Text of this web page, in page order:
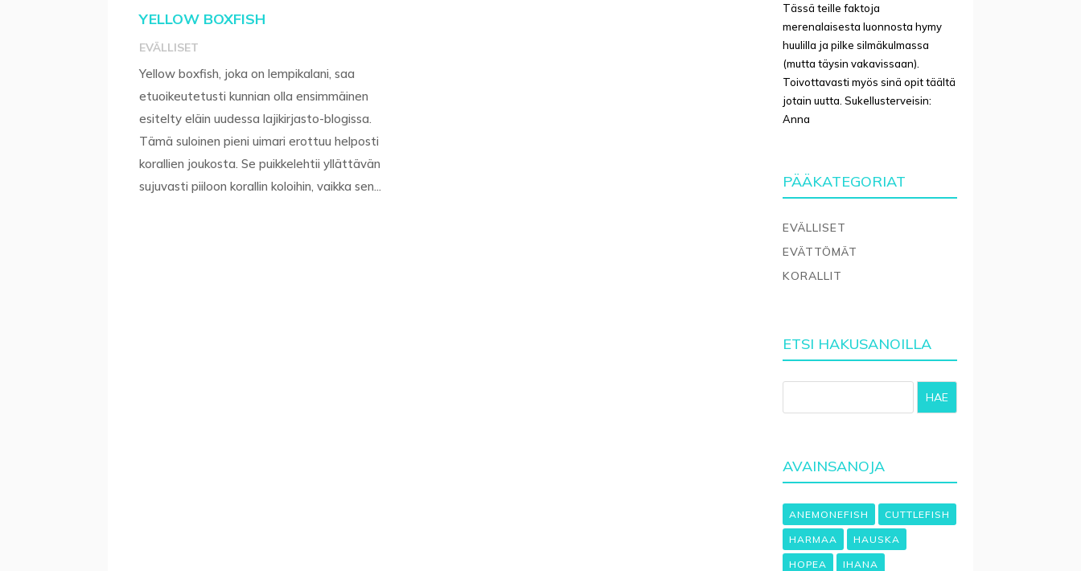
YELLOW BOXFISH
EVÄLLISET
Yellow boxfish, joka on lempikalani, saa
etuoikeutetusti kunnian olla ensimmäinen
esitelty eläin uudessa lajikirjasto-blogissa.
Tämä suloinen pieni uimari erottuu helposti
korallien joukosta. Se puikkelehtii yllättävän
sujuvasti piiloon korallin koloihin, vaikka sen...
Tässä teille faktoja
merenalaisesta luonnosta hymy
huulilla ja pilke silmäkulmassa
(mutta täysin vakavissaan).
Toivottavasti myös sinä opit täältä
jotain uutta. Sukellusterveisin:
Anna
PÄÄKATEGORIAT
EVÄLLISET
EVÄTTÖMÄT
KORALLIT
ETSI HAKUSANOILLA
HAE
AVAINSANOJA
ANEMONEFISH CUTTLEFISH
HARMAA HAUSKA
HOPEA IHANA